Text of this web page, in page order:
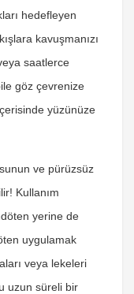
hedefleyen
kavuşmanızı
saatlerce
göz çevrenize
yüzünüze
ve pürüzsüz
Kullanım
yerine de
uygulamak
veya lekeleri
uzun süreli bir